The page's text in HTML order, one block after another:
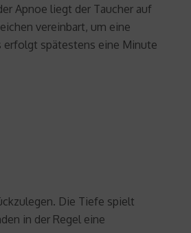
Apnoe liegt der Taucher auf
vereinbart, um eine
erfolgt spätestens eine Minute
Die Tiefe spielt
in der Regel eine